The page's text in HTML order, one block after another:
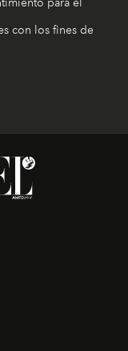
para el
con los fines de